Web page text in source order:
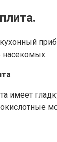
насекомых.
имеет